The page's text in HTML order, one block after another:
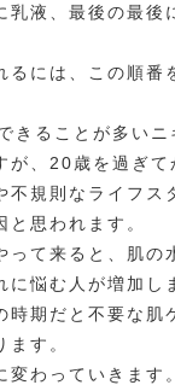
乳液、最後の最後
るには、この順番
きることが多いニ
が、20歳を過ぎて
不規則なライフス
思われます。
って来ると、肌の
に悩む人が増加し
時期だと不要な肌
す。
わっていきます。